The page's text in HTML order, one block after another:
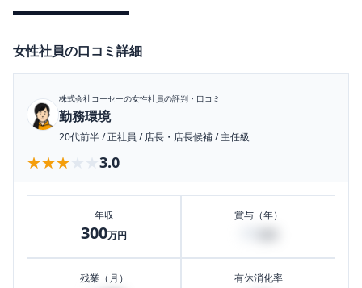
女性社員の口コミ詳細
株式会社コーセーの女性社員の評判・口コミ
勤務環境
20代前半/正社員 /店長・店長候補/主任級
★★★★★
★★★★★ 3.0
年収
300万円
賞与（年）
残業（月） 有休消化率